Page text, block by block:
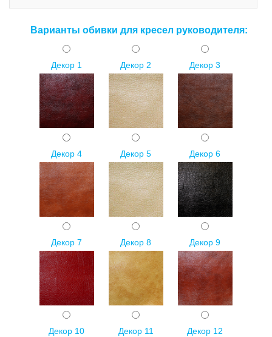
Варианты обивки для кресел руководителя:
Декор 1 Декор 2 Декор 3
Декор 4 Декор 5 Декор 6
Декор 7 Декор 8 Декор 9
Декор 10 Декор 11 Декор 12